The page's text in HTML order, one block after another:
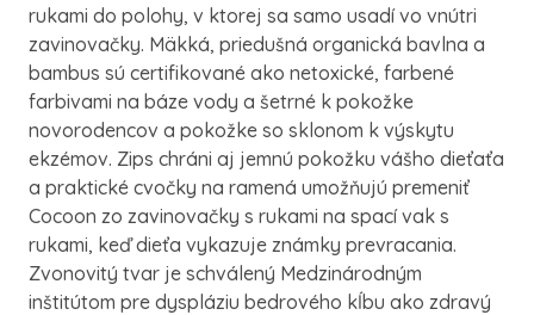
rukami do polohy, v ktorej sa samo usadí vo vnútri
zavinovačky. Mäkká, priedušná organická bavlna a
bambus sú certifikované ako netoxické, farbené
farbivami na báze vody a šetrné k pokožke
novorodencov a pokožke so sklonom k výskytu
ekzémov. Zips chráni aj jemnú pokožku vášho dieťaťa
a praktické cvočky na ramená umožňujú premeniť
Cocoon zo zavinovačky s rukami na spací vak s
rukami, keď dieťa vykazuje známky prevracania.
Zvonovitý tvar je schválený Medzinárodným
inštitútom pre dyspláziu bedrového kĺbu ako zdravý